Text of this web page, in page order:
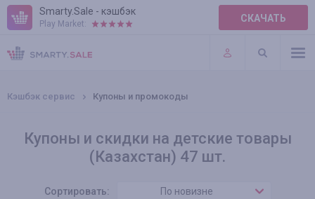
Smarty.Sale - кэшбэк
Play Market: СКАЧАТЬ
ПРАВИЛА
ПЛАГИНЫ
Кэшбэк сервис Купоны и промокоды
Купоны и скидки на детские товары
(Казахстан) 47 шт.
Сортировать: По новизне